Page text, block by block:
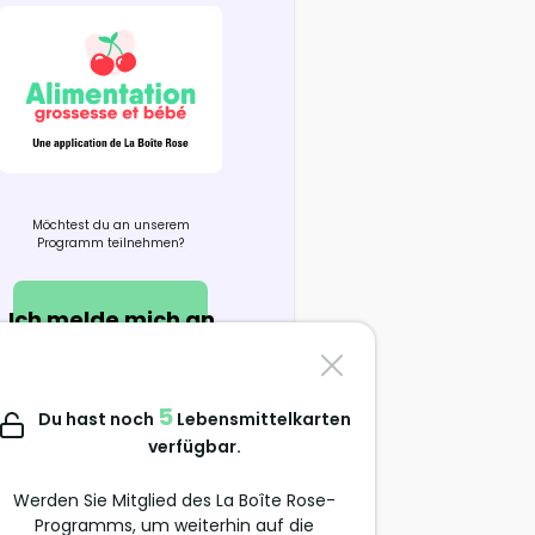
Möchtest du an unserem
Programm teilnehmen?
Ich melde mich an
Kontaktiere uns
support@alimentation-
Du hast noch 5Lebensmittelkarten
verfügbar.
Werden Sie Mitglied des La Boîte Rose-
Programms, um weiterhin auf die